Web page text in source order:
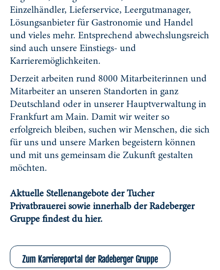
Einzelhändler, Lieferservice, Leergutmanager,
Lösungsanbieter für Gastronomie und Handel
und vieles mehr. Entsprechend abwechslungsreich
sind auch unsere Einstiegs- und
Karrieremöglichkeiten.
Derzeit arbeiten rund 8000 Mitarbeiterinnen und
Mitarbeiter an unseren Standorten in ganz
Deutschland oder in unserer Hauptverwaltung in
Frankfurt am Main. Damit wir weiter so
erfolgreich bleiben, suchen wir Menschen, die sich
für uns und unsere Marken begeistern können
und mit uns gemeinsam die Zukunft gestalten
möchten.
Aktuelle Stellenangebote der Tucher
Privatbrauerei sowie innerhalb der Radeberger
Gruppe findest du hier.
Zum Karriereportal der Radeberger Gruppe